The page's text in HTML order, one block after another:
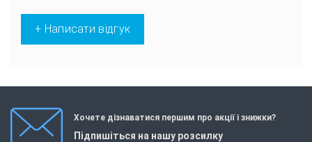
+ Написати відгук
Хочете дізнаватися першим про акції і знижки?
Підпишіться на нашу розсилку